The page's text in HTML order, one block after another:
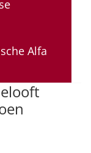
Alfa